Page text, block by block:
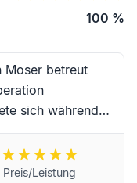
100 %
Moser betreut
sich während
Kompetenz,
und
Preis/Leistung